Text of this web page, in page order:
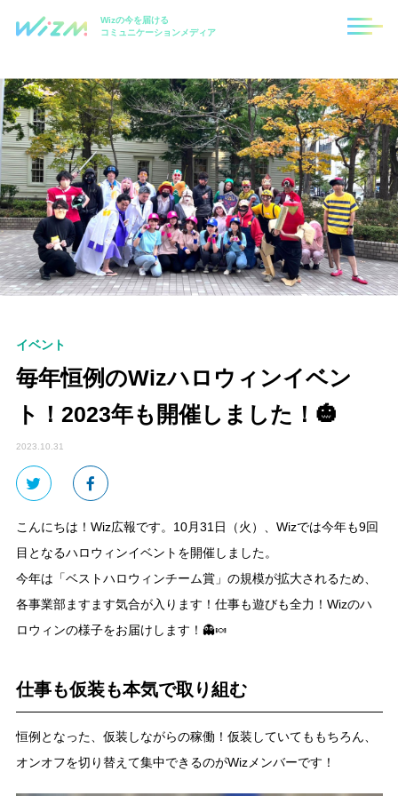
Wizの今を届ける
コミュニケーションメディア
イベント
毎年恒例のWizハロウィンイベン
ト！2023年も開催しました！🎃
2023.10.31
こんにちは！Wiz広報です。10月31日（火）、Wizでは今年も9回
目となるハロウィンイベントを開催しました。
今年は「ベストハロウィンチーム賞」の規模が拡大されるため、
各事業部ますます気合が入ります！仕事も遊びも全力！Wizのハ
ロウィンの様子をお届けします！👻🍬
仕事も仮装も本気で取り組む
恒例となった、仮装しながらの稼働！仮装していてももちろん、
オンオフを切り替えて集中できるのがWizメンバーです！